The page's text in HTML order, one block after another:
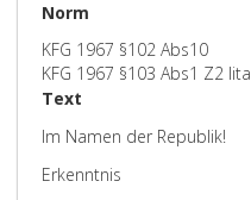
Norm
KFG 1967 §102 Abs10
KFG 1967 §103 Abs1 Z2 lita
Text
Im Namen der Republik!
Erkenntnis